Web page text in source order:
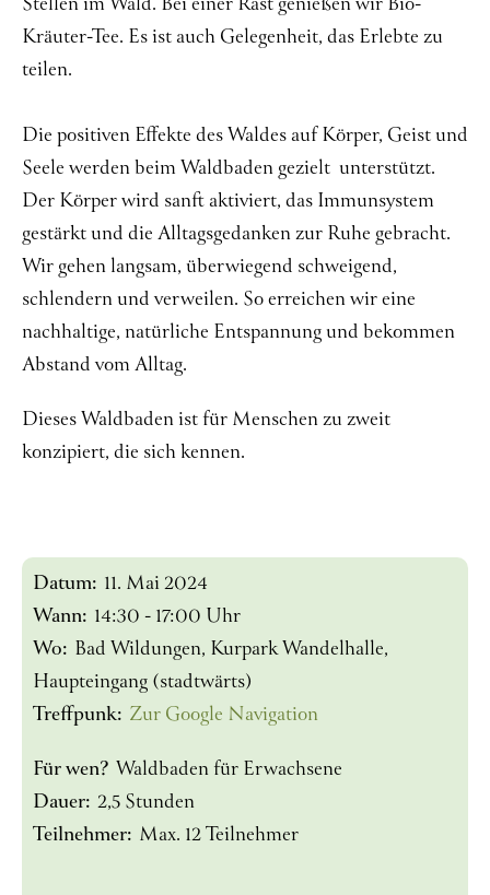
Kräuter-Tee. Es ist auch Gelegenheit, das Erlebte zu
teilen.
Die positiven Effekte des Waldes auf Körper, Geist und
Seele werden beim Waldbaden gezielt unterstützt.
Der Körper wird sanft aktiviert, das Immunsystem
gestärkt und die Alltagsgedanken zur Ruhe gebracht.
Wir gehen langsam, überwiegend schweigend,
schlendern und verweilen. So erreichen wir eine
nachhaltige, natürliche Entspannung und bekommen
Abstand vom Alltag.
Dieses Waldbaden ist für Menschen zu zweit
konzipiert, die sich kennen.
Datum: 11. Mai 2024
Wann: 14:30 - 17:00 Uhr
Wo: Bad Wildungen, Kurpark Wandelhalle,
Haupteingang (stadtwärts)
Treffpunk: Zur Google Navigation
Für wen? Waldbaden für Erwachsene
Dauer: 2,5 Stunden
Teilnehmer: Max. 12 Teilnehmer